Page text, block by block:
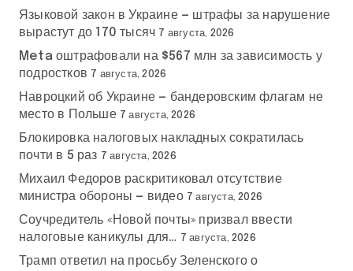
Языковой закон в Украине — штрафы за нарушение
вырастут до 170 тысяч 7 августа, 2026
Meta оштрафовали на $567 млн за зависимость у
подростков 7 августа, 2026
Навроцкий об Украине — бандеровским флагам не
место в Польше 7 августа, 2026
Блокировка налоговых накладных сократилась
почти в 5 раз 7 августа, 2026
Михаил Федоров раскритиковал отсутствие
министра обороны — видео 7 августа, 2026
Соучредитель «Новой почты» призвал ввести
налоговые каникулы для…
7 августа, 2026
Трамп ответил на просьбу Зеленского о